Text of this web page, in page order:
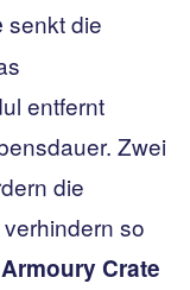
senkt die
entfernt
Zwei
die
so
Crate